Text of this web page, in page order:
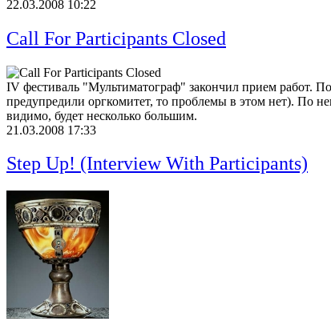
22.03.2008 10:22
Call For Participants Closed
IV фестиваль "Мультиматограф" закончил прием работ.
предупредили оргкомитет, то проблемы в этом нет). По
видимо, будет несколько большим.
21.03.2008 17:33
Step Up! (Interview With Participants)